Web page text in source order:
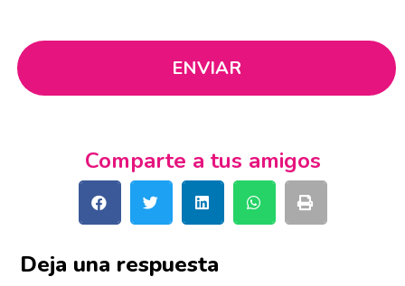
Comparte a tus amigos
Deja una respuesta